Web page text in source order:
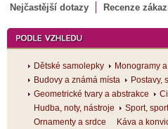
Nejčastější dotazy
Recenze
Dětské samolepky Monogramy
Budovy a známá místa
Postavy,
Geometrické tvary a abstrakce
Hudba, noty, nástroje
Sport,
Ornamenty a srdce
Káva a